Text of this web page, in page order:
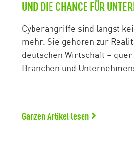
UND DIE CHANCE FÜR
Cyberangriffe sind längst
mehr. Sie gehören zur
deutschen Wirtschaft –
Branchen und
Ganzen Artikel lesen